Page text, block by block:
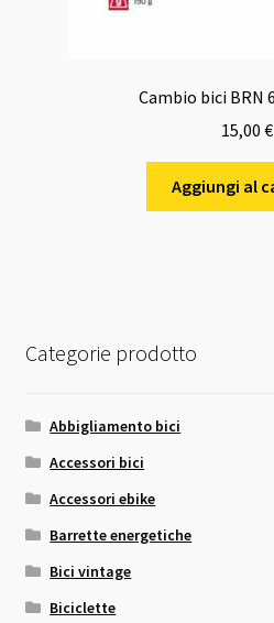
Cambio bici BRN
15,00 €
Aggiungi al
Categorie prodotto
Abbigliamento bici
Accessori bici
Accessori ebike
Barrette energetiche
Bici vintage
Biciclette